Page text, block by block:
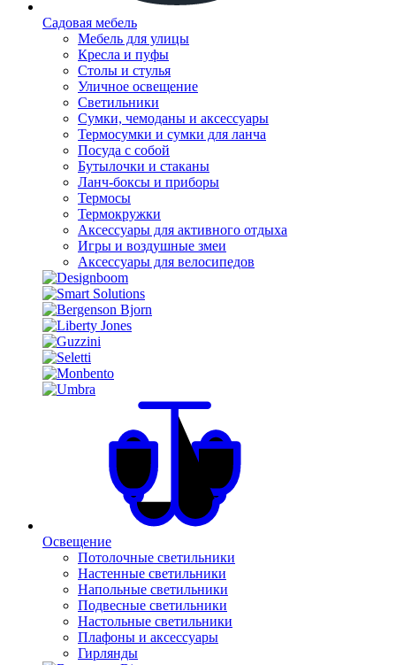
Садовая мебель
Мебель для улицы
Кресла и пуфы
Столы и стулья
Уличное освещение
Светильники
Сумки, чемоданы и аксессуары
Термосумки и сумки для ланча
Посуда с собой
Бутылочки и стаканы
Ланч-боксы и приборы
Термосы
Термокружки
Аксессуары для активного отдыха
Игры и воздушные змеи
Аксессуары для велосипедов
Освещение
Потолочные светильники
Настенные светильники
Напольные светильники
Подвесные светильники
Настольные светильники
Плафоны и аксессуары
Гирлянды